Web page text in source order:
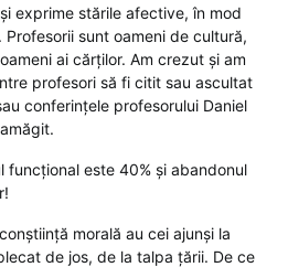
exprime stările afective, în mod
sunt oameni de cultură,
ai cărților. Am crezut și am
profesori să fi citit sau ascultat
conferințele profesorului Daniel
funcțional este 40% și abandonul
morală au cei ajunși la
de jos, de la talpa țării. De ce